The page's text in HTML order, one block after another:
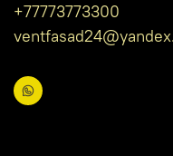
+77773773300